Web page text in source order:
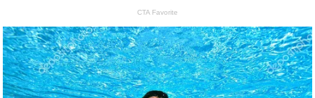
CTA Favorite